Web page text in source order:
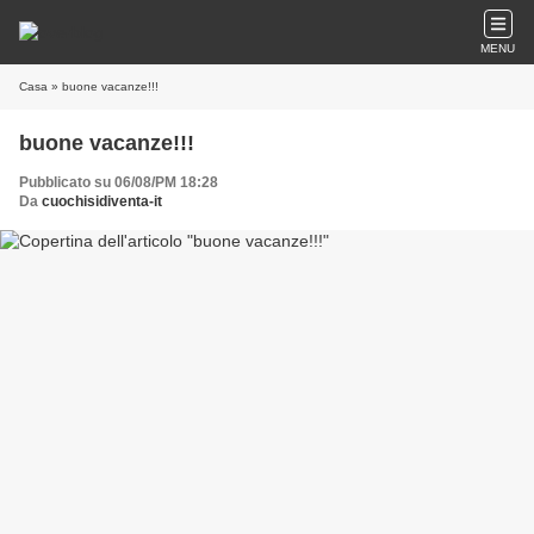
MENU
Casa » buone vacanze!!!
buone vacanze!!!
Pubblicato su 06/08/PM 18:28
Da cuochisidiventa-it